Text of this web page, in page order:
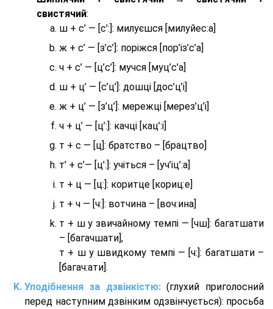
свистячий:
ш + с’ — [с’:]: милуєшся [милуйес:а]
ж + с’ — [з’с’]: поріжся [пор’із’с’а]
ч + с’ — [ц’с’]: мучся [муц’с’а]
ш + ц’ — [с’ц’]: дошці [дос’ц’і]
ж + ц’ — [з’ц’]: мережці [мерез’ц’і]
ч + ц’ — [ц’:]: качці [кац’:і]
т + с — [ц]: братство – [брaцтво]
т’ + с’— [ц’:]: учіться – [уч’іц’:a]
т + ц — [ц:]: коритце [кориц:е]
т + ч — [ч:]: вотчина – [вoч:ина]
т + ш у звичайному темпі — [чш]: багатшати
– [багачшати],
т + ш у швидкому темпі — [ч:]: багатшати –
[багач:ати].
Уподібнення за дзвінкістю:(глухий приголосний
перед наступним дзвінким одзвінчується): просьба